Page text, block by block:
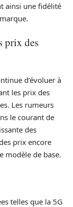
ainsi une fidélité
prix des
d’évoluer à
les prix des
Les rumeurs
le courant de
des
prix encore
modèle de base.
telles que la 5G